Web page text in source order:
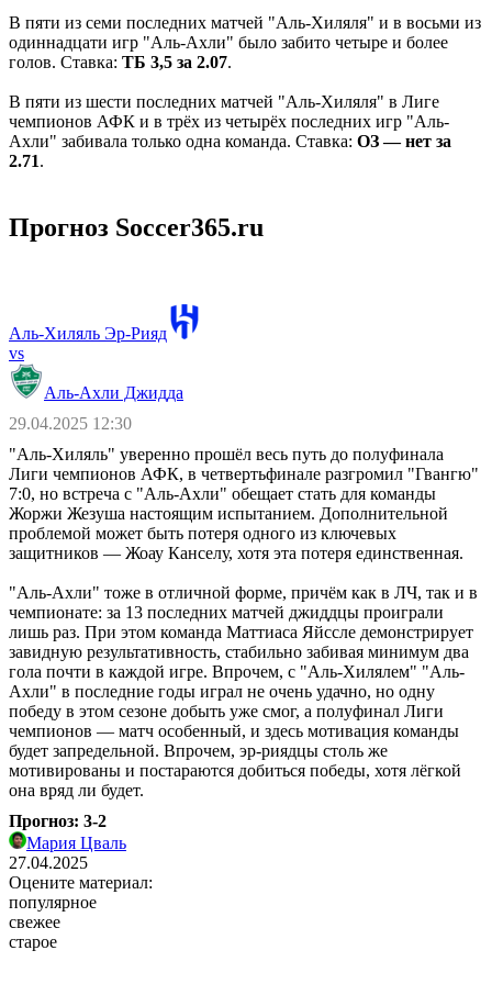
В пяти из семи последних матчей "Аль-Хиляля" и в восьми из
одиннадцати игр "Аль-Ахли" было забито четыре и более
голов. Ставка: ТБ 3,5 за 2.07.
В пяти из шести последних матчей "Аль-Хиляля" в Лиге
чемпионов АФК и в трёх из четырёх последних игр "Аль-
Ахли" забивала только одна команда. Ставка: ОЗ — нет за
2.71.
Прогноз Soccer365.ru
Аль-Хиляль Эр-Рияд
vs
Аль-Ахли Джидда
29.04.2025 12:30
"Аль-Хиляль" уверенно прошёл весь путь до полуфинала
Лиги чемпионов АФК, в четвертьфинале разгромил "Гвангю"
7:0, но встреча с "Аль-Ахли" обещает стать для команды
Жоржи Жезуша настоящим испытанием. Дополнительной
проблемой может быть потеря одного из ключевых
защитников — Жоау Канселу, хотя эта потеря единственная.
"Аль-Ахли" тоже в отличной форме, причём как в ЛЧ, так и в
чемпионате: за 13 последних матчей джиддцы проиграли
лишь раз. При этом команда Маттиаса Яйссле демонстрирует
завидную результативность, стабильно забивая минимум два
гола почти в каждой игре. Впрочем, с "Аль-Хилялем" "Аль-
Ахли" в последние годы играл не очень удачно, но одну
победу в этом сезоне добыть уже смог, а полуфинал Лиги
чемпионов — матч особенный, и здесь мотивация команды
будет запредельной. Впрочем, эр-риядцы столь же
мотивированы и постараются добиться победы, хотя лёгкой
она вряд ли будет.
Прогноз: 3-2
Мария Цваль
27.04.2025
Оцените материал:
популярное
свежее
старое